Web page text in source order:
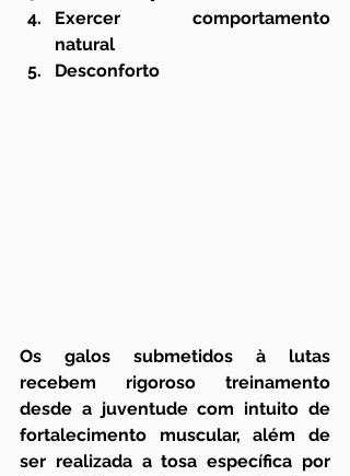
Exercer comportamento
natural
Desconforto
Os galos submetidos à lutas
recebem rigoroso treinamento
desde a juventude com intuito de
fortalecimento muscular, além de
ser realizada a tosa específica por